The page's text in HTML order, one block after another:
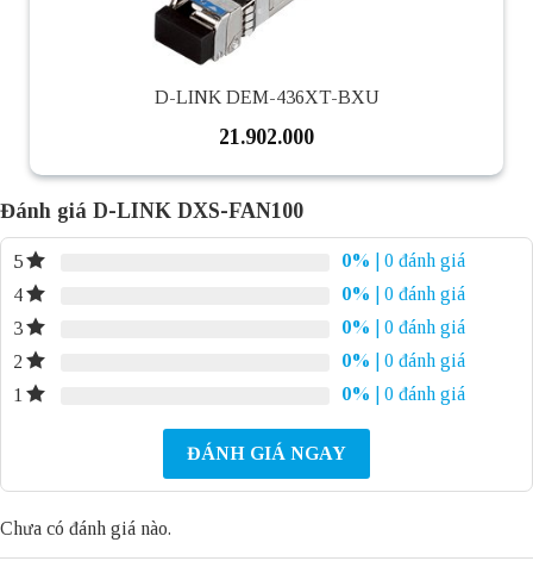
D-LINK DEM-436XT-BXU
21.902.000
Đánh giá D-LINK DXS-FAN100
5 0%
| 0 đánh giá
4
0%
| 0 đánh giá
3
0%
| 0 đánh giá
2
0%
| 0 đánh giá
1
0% | 0 đánh giá
ĐÁNH GIÁ NGAY
Chưa có đánh giá nào.